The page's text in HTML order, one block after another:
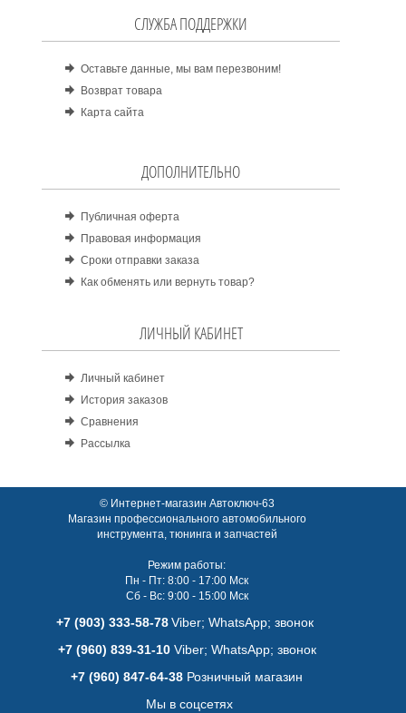
СЛУЖБА ПОДДЕРЖКИ
Оставьте данные, мы вам перезвоним!
Возврат товара
Карта сайта
ДОПОЛНИТЕЛЬНО
Публичная оферта
Правовая информация
Сроки отправки заказа
Как обменять или вернуть товар?
ЛИЧНЫЙ КАБИНЕТ
Личный кабинет
История заказов
Сравнения
Рассылка
© Интернет-магазин Автоключ-63
Магазин профессионального автомобильного
инструмента, тюнинга и запчастей
Режим работы:
Пн - Пт: 8:00 - 17:00 Мск
Сб - Вс: 9:00 - 15:00 Мск
+7 (903) 333-58-78 Viber; WhatsАpp; звонок
+7 (960) 839-31-10Viber; WhatsАpp; звонок
+7 (960) 847-64-38 Розничный магазин
Мы в соцсетях